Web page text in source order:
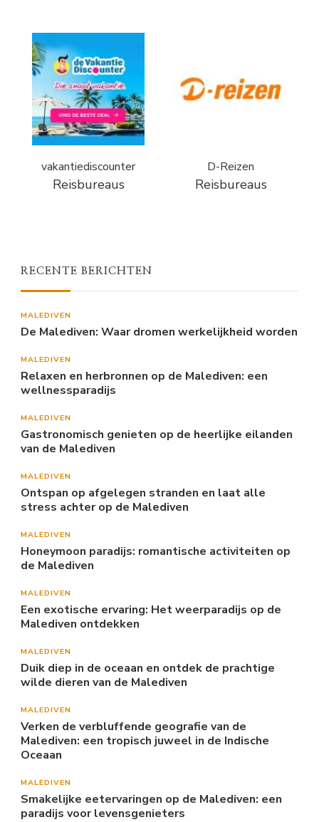
vakantiediscounter
Reisbureaus
D-Reizen
Reisbureaus
RECENTE BERICHTEN
MALEDIVEN
De Malediven: Waar dromen werkelijkheid worden
MALEDIVEN
Relaxen en herbronnen op de Malediven: een
wellnessparadijs
MALEDIVEN
Gastronomisch genieten op de heerlijke eilanden
van de Malediven
MALEDIVEN
Ontspan op afgelegen stranden en laat alle
stress achter op de Malediven
MALEDIVEN
Honeymoon paradijs: romantische activiteiten op
de Malediven
MALEDIVEN
Een exotische ervaring: Het weerparadijs op de
Malediven ontdekken
MALEDIVEN
Duik diep in de oceaan en ontdek de prachtige
wilde dieren van de Malediven
MALEDIVEN
Verken de verbluffende geografie van de
Malediven: een tropisch juweel in de Indische
Oceaan
MALEDIVEN
Smakelijke eetervaringen op de Malediven: een
paradijs voor levensgenieters